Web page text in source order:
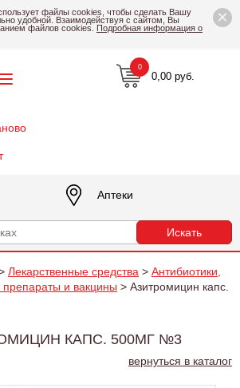
×
файлы cookies, чтобы сделать Вашу
удобной. Взаимодействуя с сайтом, Вы
файлов cookies. Подробная информация о
0,00 руб.
0
Аптеки
Лекарственные средства > Антибиотики,
и вакцины > Азитромицин капс.
КАПС. 500МГ №3
вернуться в каталог